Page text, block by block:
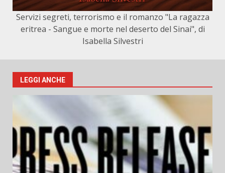
Servizi segreti, terrorismo e il romanzo "La ragazza
eritrea - Sangue e morte nel deserto del Sinai", di
Isabella Silvestri
LEGGI ANCHE